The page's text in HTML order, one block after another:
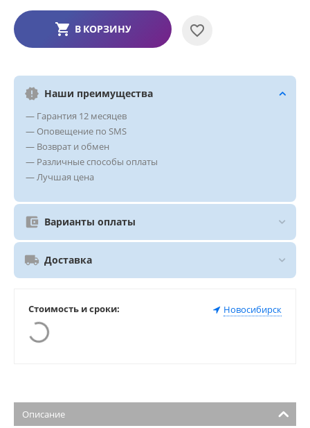
В КОРЗИНУ
Наши преимущества
— Гарантия 12 месяцев
— Оповещение по SMS
— Возврат и обмен
— Различные способы оплаты
— Лучшая цена
Варианты оплаты
Доставка
Стоимость и сроки: Новосибирск
Описание